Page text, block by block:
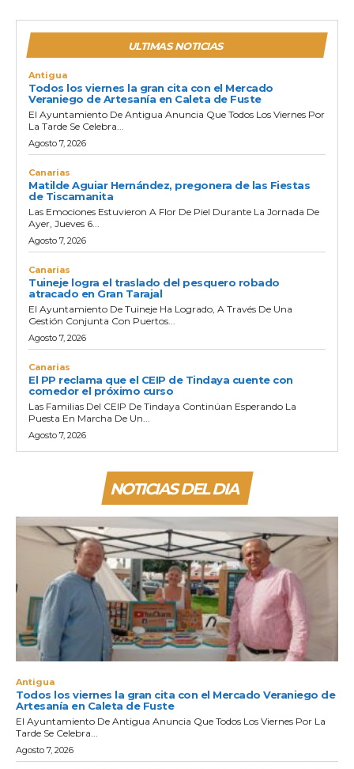
ULTIMAS NOTICIAS
Antigua
Todos los viernes la gran cita con el Mercado
Veraniego de Artesanía en Caleta de Fuste
El Ayuntamiento De Antigua Anuncia Que Todos Los Viernes Por
La Tarde Se Celebra...
Agosto 7, 2026
Canarias
Matilde Aguiar Hernández, pregonera de las Fiestas
de Tiscamanita
Las Emociones Estuvieron A Flor De Piel Durante La Jornada De
Ayer, Jueves 6...
Agosto 7, 2026
Canarias
Tuineje logra el traslado del pesquero robado
atracado en Gran Tarajal
El Ayuntamiento De Tuineje Ha Logrado, A Través De Una
Gestión Conjunta Con Puertos...
Agosto 7, 2026
Canarias
El PP reclama que el CEIP de Tindaya cuente con
comedor el próximo curso
Las Familias Del CEIP De Tindaya Continúan Esperando La
Puesta En Marcha De Un...
Agosto 7, 2026
NOTICIAS DEL DIA
Antigua
Todos los viernes la gran cita con el Mercado Veraniego de
Artesanía en Caleta de Fuste
El Ayuntamiento De Antigua Anuncia Que Todos Los Viernes Por La
Tarde Se Celebra...
Agosto 7, 2026